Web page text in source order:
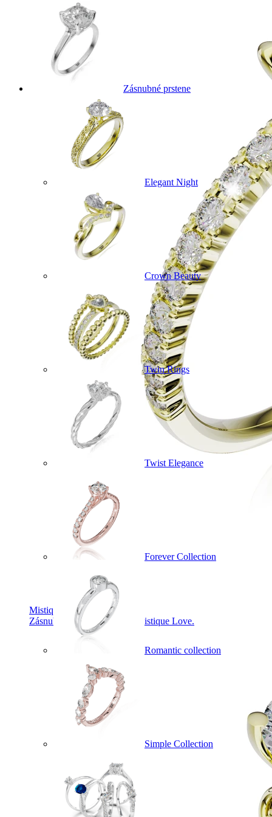
Mistique Love
Zásnubné prstne z kolekcie Mistique Love.
Zásnubné prstene
Elegant Night
Crown Beauty
Twin Rings
Twist Elegance
Forever Collection
Romantic collection
Simple Collection